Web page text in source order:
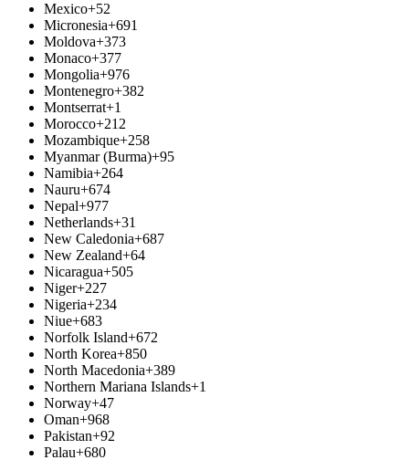
Mexico+52
Micronesia+691
Moldova+373
Monaco+377
Mongolia+976
Montenegro+382
Montserrat+1
Morocco+212
Mozambique+258
Myanmar (Burma)+95
Namibia+264
Nauru+674
Nepal+977
Netherlands+31
New Caledonia+687
New Zealand+64
Nicaragua+505
Niger+227
Nigeria+234
Niue+683
Norfolk Island+672
North Korea+850
North Macedonia+389
Northern Mariana Islands+1
Norway+47
Oman+968
Pakistan+92
Palau+680